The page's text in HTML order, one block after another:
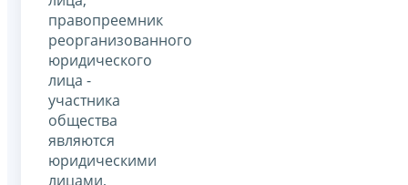
правопреемник
реорганизованного
юридического
лица -
участника
общества
являются
юридическими
лицами,